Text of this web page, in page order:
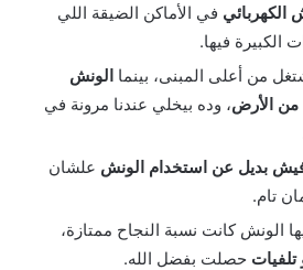
الكهربائي في الأماكن الضيقة اللي
الكبيرة فيها.
من أعلى المبنى، بينما الونش
من الأرض، وده بيخلي عندنا مرونة في
بديل عن استخدام الونش علشان
تام.
الونش كانت نسبة النجاح ممتازة،
حصلت بفضل الله.